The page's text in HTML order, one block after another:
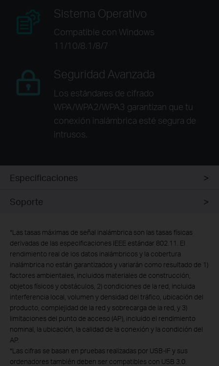
Sistema Operativo
Compatible con Windows
11/10/8.1/8/7
Seguridad Avanzada
Los estándares de cifrado
WPA/WPA2/WPA3 garantizan que tu
conexión inalámbrica esté segura de
intrusos.
Especificaciones
Soporte
*Las tasas máximas de señal inalámbrica son las tasas físicas
derivadas de las especificaciones IEEE estándar 802.11. El
rendimiento real de los datos inalámbricos y la cobertura
inalámbrica no están garantizados y variarán como resultado de 1)
factores ambientales, incluidos materiales de construcción,
objetos físicos y obstáculos, 2) condiciones de la red, incluida
interferencia local, volumen y densidad del tráfico, ubicación del
producto, complejidad de la red y sobrecarga de la red, y 3)
limitaciones del punto de acceso (AP), incluido el rendimiento
nominal, la ubicación, la calidad de la conexión y la condición del
AP.
*Las cifras se basan en pruebas realizadas por USB-IF y sus
ordenadores también deben ser compatibles con USB 3.0.